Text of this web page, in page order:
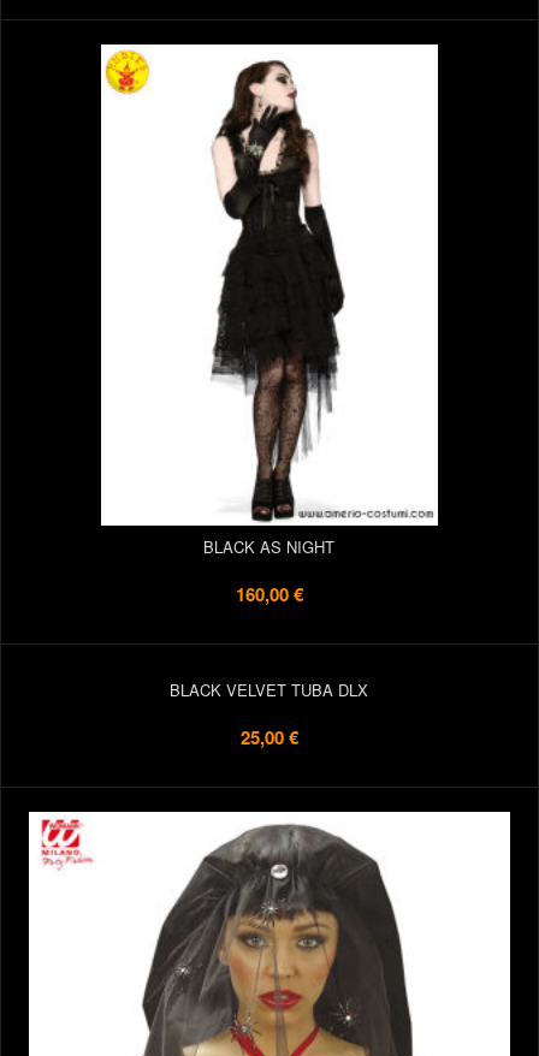
BLACK AS NIGHT
160,00 €
BLACK VELVET TUBA DLX
25,00 €